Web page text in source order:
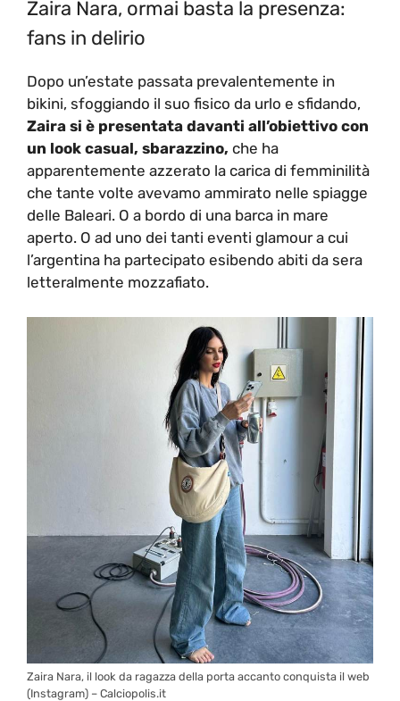
Zaira Nara, ormai basta la presenza:
fans in delirio
Dopo un’estate passata prevalentemente in
bikini, sfoggiando il suo fisico da urlo e sfidando,
Zaira si è presentata davanti all’obiettivo con
un look casual, sbarazzino, che ha
apparentemente azzerato la carica di femminilità
che tante volte avevamo ammirato nelle spiagge
delle Baleari. O a bordo di una barca in mare
aperto. O ad uno dei tanti eventi glamour a cui
l’argentina ha partecipato esibendo abiti da sera
letteralmente mozzafiato.
Zaira Nara, il look da ragazza della porta accanto conquista il web
(Instagram) – Calciopolis.it